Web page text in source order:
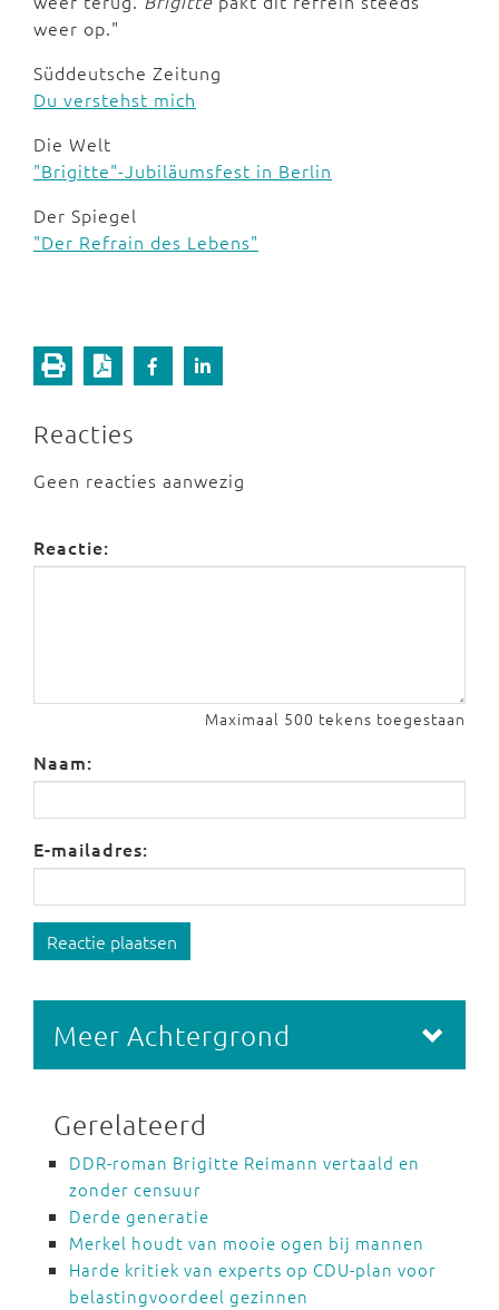
weer op."
Süddeutsche Zeitung
Du verstehst mich
Die Welt
"Brigitte"-Jubiläumsfest in Berlin
Der Spiegel
"Der Refrain des Lebens"
Reacties
Geen reacties aanwezig
Reactie:
Maximaal 500 tekens toegestaan
Naam:
E-mailadres:
Reactie plaatsen
Meer Achtergrond
Gerelateerd
DDR-roman Brigitte Reimann vertaald en
zonder censuur
Derde generatie
Merkel houdt van mooie ogen bij mannen
Harde kritiek van experts op CDU-plan voor
belastingvoordeel gezinnen